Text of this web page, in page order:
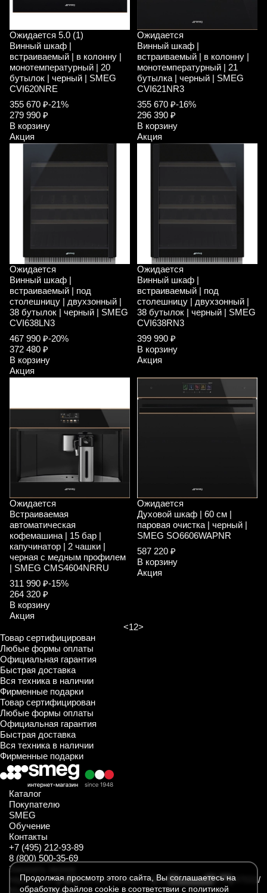
Ожидается 5.0 (1)
Винный шкаф |
встраиваемый | в колонну |
монотемпературный | 20
бутылок | черный | SMEG
CVI620NRE
355 670 ₽-21%
279 990 ₽
В корзину
Акция
Ожидается
Винный шкаф |
встраиваемый | в колонну |
монотемпературный | 21
бутылка | черный | SMEG
CVI621NR3
355 670 ₽-16%
296 390 ₽
В корзину
Акция
Ожидается
Винный шкаф |
встраиваемый | под
столешницу | двухзонный |
38 бутылок | черный | SMEG
CVI638LN3
467 990 ₽-20%
372 480 ₽
В корзину
Акция
Ожидается
Винный шкаф |
встраиваемый | под
столешницу | двухзонный |
38 бутылок | черный | SMEG
CVI638RN3
399 990 ₽
В корзину
Акция
Ожидается
Встраиваемая
автоматическая
кофемашина | 15 бар |
капучинатор | 2 чашки |
черная с медным профилем
| SMEG CMS4604NRRU
311 990 ₽-15%
264 320 ₽
В корзину
Акция
Ожидается
Духовой шкаф | 60 см |
паровая очистка | черный |
SMEG SO6606WAPNR
587 220 ₽
В корзину
Акция
<12>
Товар сертифицирован
Любые формы оплаты
Официальная гарантия
Быстрая доставка
Вся техника в наличии
Фирменные подарки
Товар сертифицирован
Любые формы оплаты
Официальная гарантия
Быстрая доставка
Вся техника в наличии
Фирменные подарки
Каталог
Покупателю
SMEG
Обучение
Контакты
+7 (495) 212-93-89
8 (800) 500-35-69
Заказать звонок
https://t.me/SmegKitchen_bothttps://rutube.ru/channel/34547031/
Мы находимся
Продолжая просмотр этого сайта, Вы соглашаетесь на
обработку файлов cookie в соответствии с политикой